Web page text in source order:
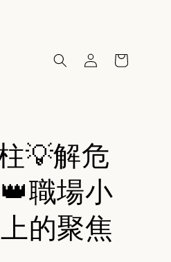
💡解危
職場小
的聚焦